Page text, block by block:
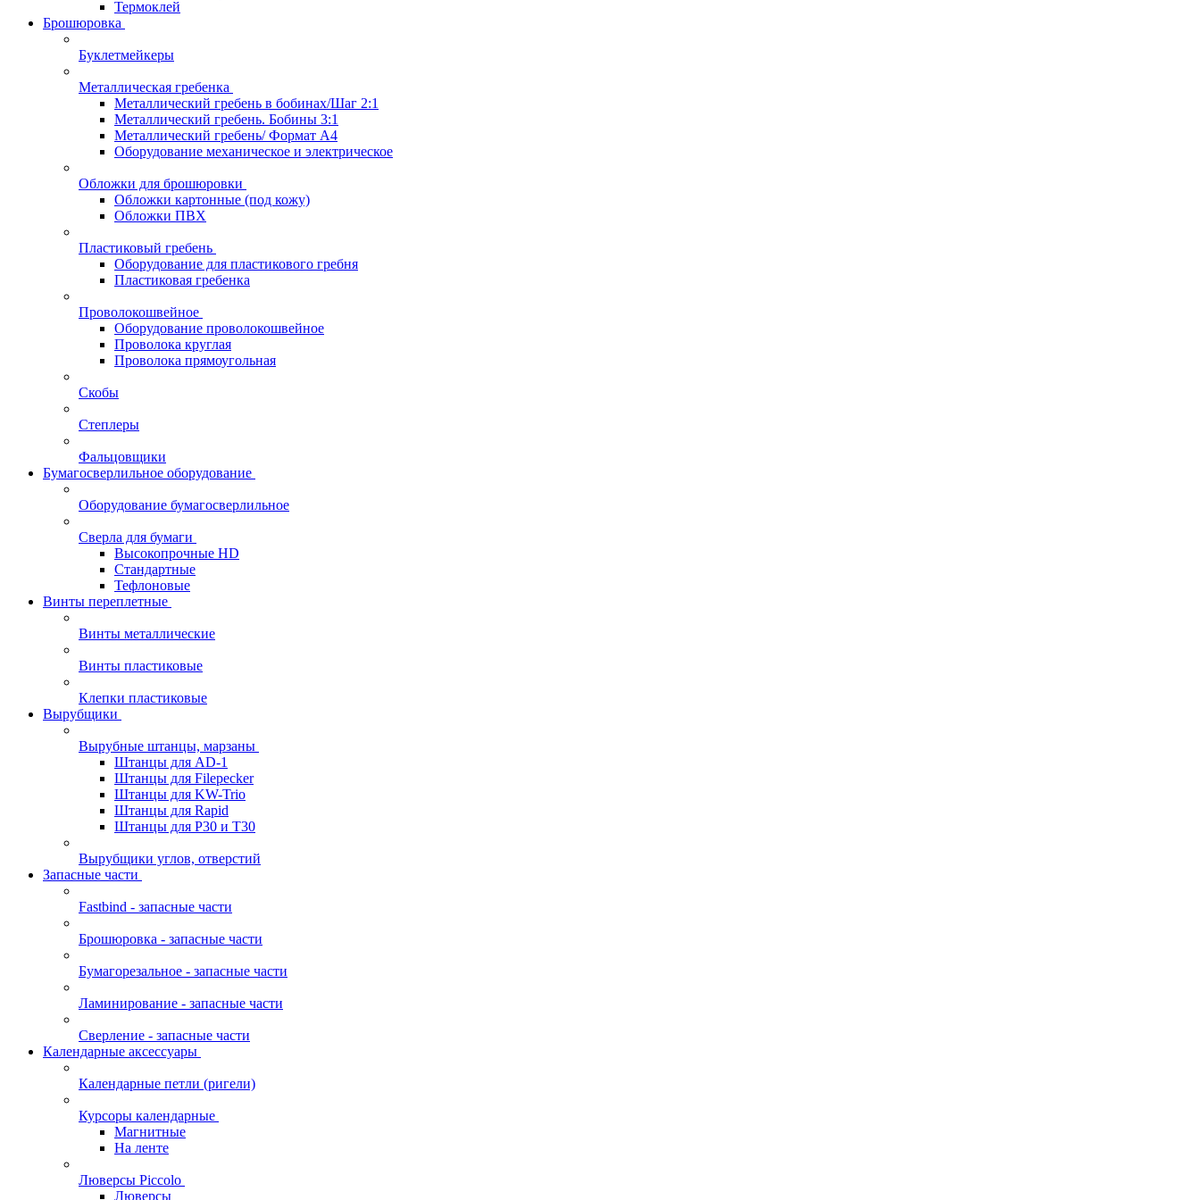
Термоклей
Брошюровка
Буклетмейкеры
Металлическая гребенка
Металлический гребень в бобинах/Шаг 2:1
Металлический гребень. Бобины 3:1
Металлический гребень/ Формат А4
Оборудование механическое и электрическое
Обложки для брошюровки
Обложки картонные (под кожу)
Обложки ПВХ
Пластиковый гребень
Оборудование для пластикового гребня
Пластиковая гребенка
Проволокошвейное
Оборудование проволокошвейное
Проволока круглая
Проволока прямоугольная
Скобы
Степлеры
Фальцовщики
Бумагосверлильное оборудование
Оборудование бумагосверлильное
Сверла для бумаги
Высокопрочные HD
Стандартные
Тефлоновые
Винты переплетные
Винты металлические
Винты пластиковые
Клепки пластиковые
Вырубщики
Вырубные штанцы, марзаны
Штанцы для AD-1
Штанцы для Filepecker
Штанцы для KW-Trio
Штанцы для Rapid
Штанцы для Р30 и Т30
Вырубщики углов, отверстий
Запасные части
Fastbind - запасные части
Брошюровка - запасные части
Бумагорезальное - запасные части
Ламинирование - запасные части
Сверление - запасные части
Календарные аксессуары
Календарные петли (ригели)
Курсоры календарные
Магнитные
На ленте
Люверсы Piccolo
Люверсы